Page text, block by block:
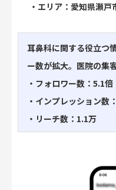
・エリア：愛知県瀬戸
耳鼻科に関する役立つ
ー数が拡大。医院の集
・フォロワー数：5.1倍
・インプレッション数
・リーチ数：1.1万